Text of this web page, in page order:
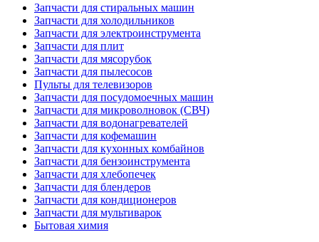
Запчасти для стиральных машин
Запчасти для холодильников
Запчасти для электроинструмента
Запчасти для плит
Запчасти для мясорубок
Запчасти для пылесосов
Пульты для телевизоров
Запчасти для посудомоечных машин
Запчасти для микроволновок (СВЧ)
Запчасти для водонагревателей
Запчасти для кофемашин
Запчасти для кухонных комбайнов
Запчасти для бензоинструмента
Запчасти для хлебопечек
Запчасти для блендеров
Запчасти для кондиционеров
Запчасти для мультиварок
Бытовая химия